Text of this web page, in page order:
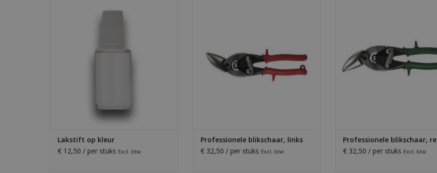
van plaatwerk. Beschikbaar in al onze
standaard RAL-kleuren.
Lakstift op kleur
€ 12,50 / per stuks Excl. btw
Professionele blikschaar, links
€ 32,50 / per stuks Excl. btw
Professionele blikschaar,
€ 32,50 / per stuks Excl. btw